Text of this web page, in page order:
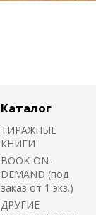
Каталог
ТИРАЖНЫЕ
КНИГИ
BOOK-ON-
DEMAND (под
заказ от 1 экз.)
ДРУГИЕ